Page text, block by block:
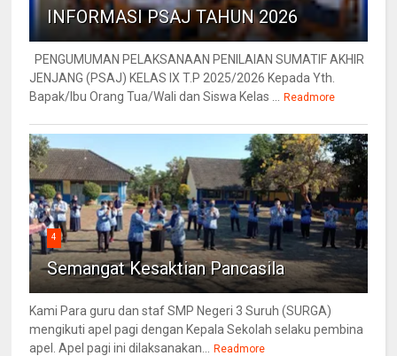
INFORMASI PSAJ TAHUN 2026
PENGUMUMAN PELAKSANAAN PENILAIAN SUMATIF AKHIR
JENJANG (PSAJ) KELAS IX T.P 2025/2026 Kepada Yth.
Bapak/Ibu Orang Tua/Wali dan Siswa Kelas ...
Readmore
4
Semangat Kesaktian Pancasila
Kami Para guru dan staf SMP Negeri 3 Suruh (SURGA)
mengikuti apel pagi dengan Kepala Sekolah selaku pembina
apel. Apel pagi ini dilaksanakan...
Readmore